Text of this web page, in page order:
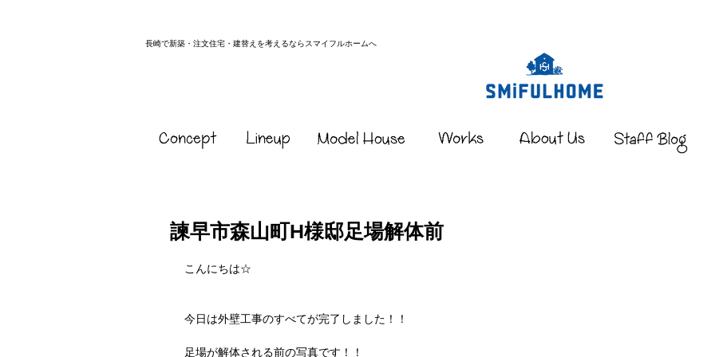
長崎で新築・注文住宅・建替えを考えるならスマイフルホームへ
諫早市森山町H様邸足場解体前
こんにちは☆
今日は外壁工事のすべてが完了しました！！
足場が解体される前の写真です！！